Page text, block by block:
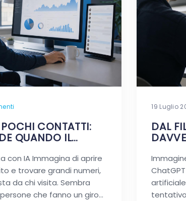
CONTATTI:
QUANDO IL
con IA Immagina di aprire
e trovare grandi numeri,
da chi visita. Sembra
che fanno un giro
19 Luglio
DAL